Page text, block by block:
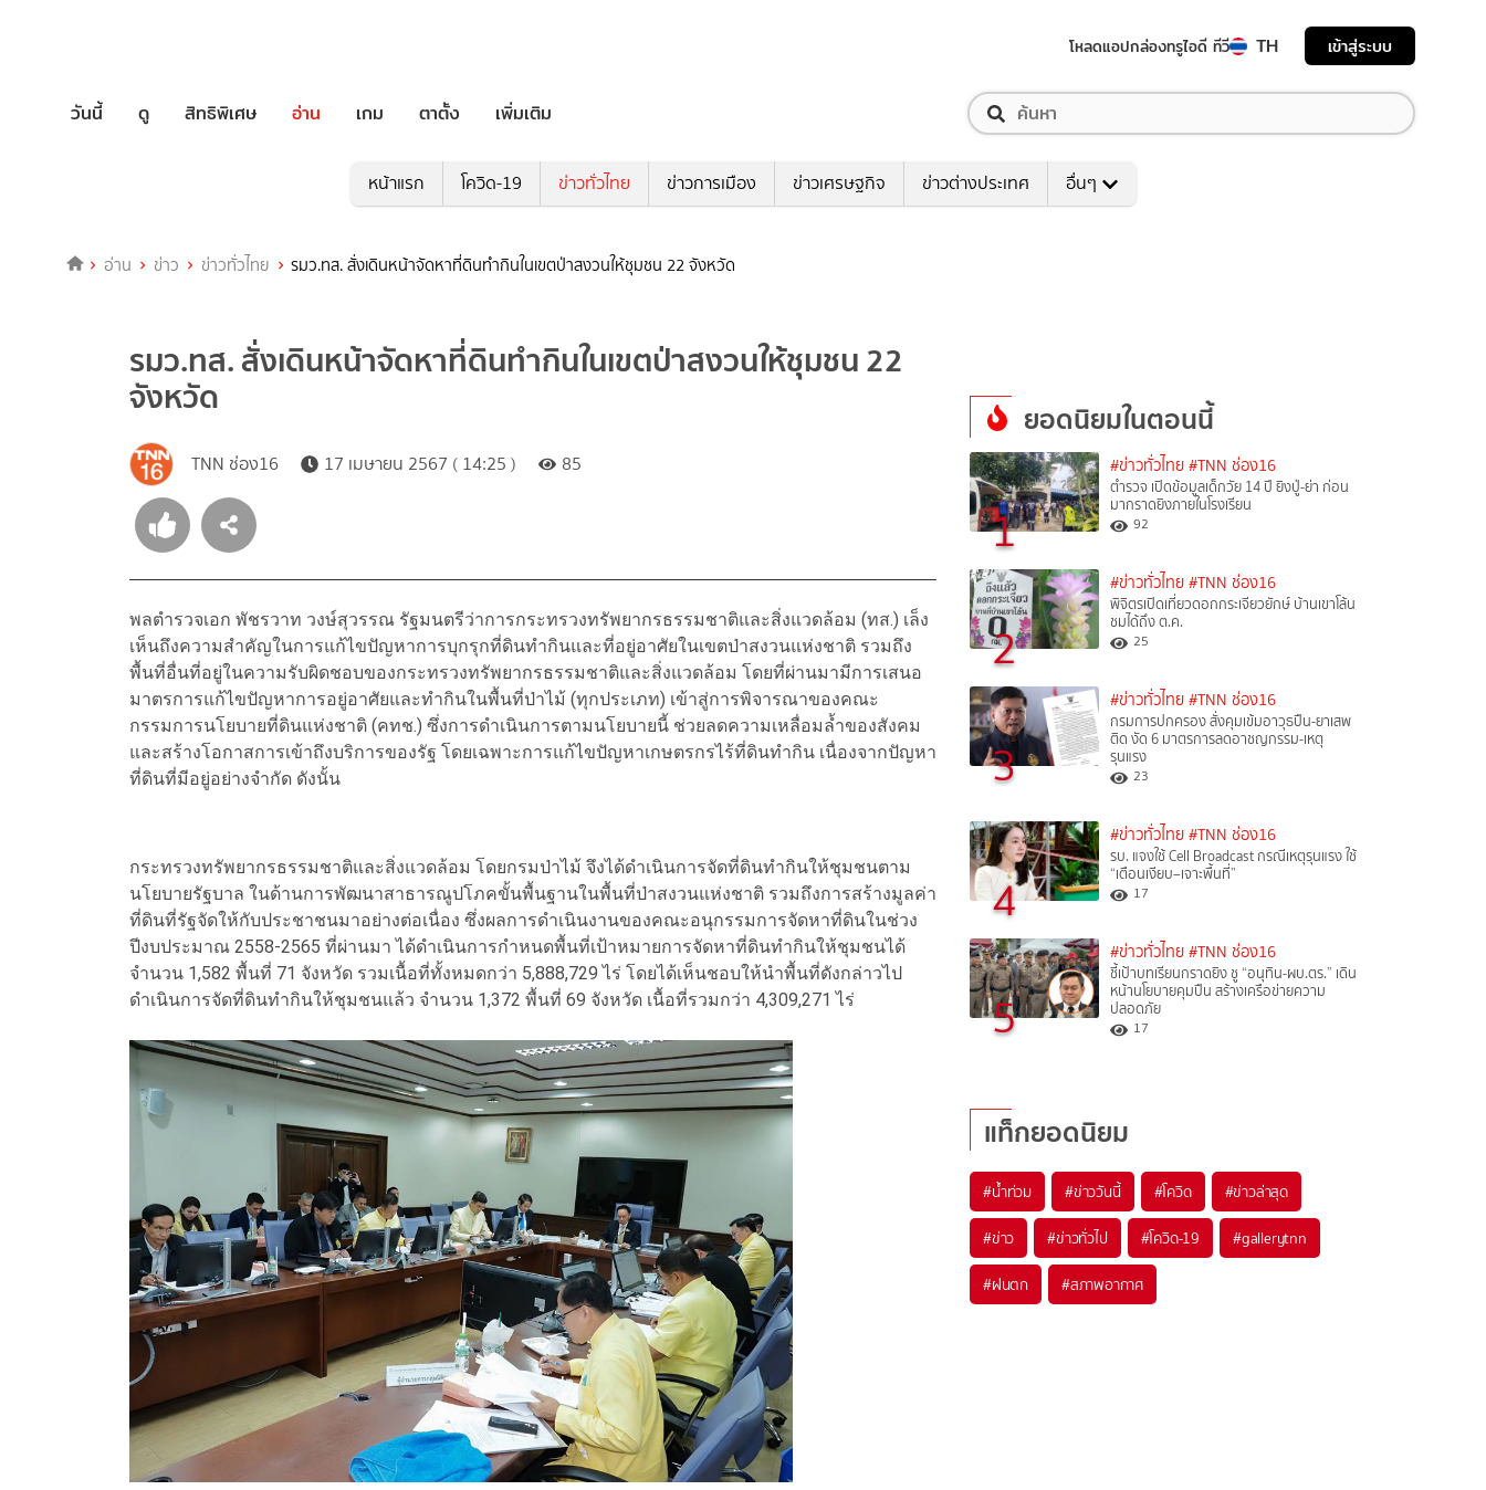
โหลดแอปกล่องทรูไอดี ทีวี TH เข้าสู่ระบบ
วันนี้ ดู สิทธิพิเศษ อ่าน เกม ตาตั้ง เพิ่มเติม
หน้าแรก โควิด-19 ข่าวทั่วไทย ข่าวการเมือง ข่าวเศรษฐกิจ ข่าวต่างประเทศ อื่นๆ
อ่าน ข่าว ข่าวทั่วไทย รมว.ทส. สั่งเดินหน้าจัดหาที่ดินทำกินในเขตป่าสงวนให้ชุมชน 22 จังหวัด
รมว.ทส. สั่งเดินหน้าจัดหาที่ดินทำกินในเขตป่าสงวนให้ชุมชน 22
จังหวัด
TNN ช่อง16 17 เมษายน 2567 ( 14:25 ) 85
พลตำรวจเอก พัชรวาท วงษ์สุวรรณ รัฐมนตรีว่าการกระทรวงทรัพยากรธรรมชาติและสิ่งแวดล้อม (ทส.) เล็ง
เห็นถึงความสำคัญในการแก้ไขปัญหาการบุกรุกที่ดินทำกินและที่อยู่อาศัยในเขตป่าสงวนแห่งชาติ รวมถึง
พื้นที่อื่นที่อยู่ในความรับผิดชอบของกระทรวงทรัพยากรธรรมชาติและสิ่งแวดล้อม โดยที่ผ่านมามีการเสนอ
มาตรการแก้ไขปัญหาการอยู่อาศัยและทำกินในพื้นที่ป่าไม้ (ทุกประเภท) เข้าสู่การพิจารณาของคณะ
กรรมการนโยบายที่ดินแห่งชาติ (คทช.) ซึ่งการดำเนินการตามนโยบายนี้ ช่วยลดความเหลื่อมล้ำของสังคม
และสร้างโอกาสการเข้าถึงบริการของรัฐ โดยเฉพาะการแก้ไขปัญหาเกษตรกรไร้ที่ดินทำกิน เนื่องจากปัญหา
ที่ดินที่มีอยู่อย่างจำกัด ดังนั้น
กระทรวงทรัพยากรธรรมชาติและสิ่งแวดล้อม โดยกรมป่าไม้ จึงได้ดำเนินการจัดที่ดินทำกินให้ชุมชนตาม
นโยบายรัฐบาล ในด้านการพัฒนาสาธารณูปโภคขั้นพื้นฐานในพื้นที่ป่าสงวนแห่งชาติ รวมถึงการสร้างมูลค่า
ที่ดินที่รัฐจัดให้กับประชาชนมาอย่างต่อเนื่อง ซึ่งผลการดำเนินงานของคณะอนุกรรมการจัดหาที่ดินในช่วง
ปีงบประมาณ 2558-2565 ที่ผ่านมา ได้ดำเนินการกำหนดพื้นที่เป้าหมายการจัดหาที่ดินทำกินให้ชุมชนได้
จำนวน 1,582 พื้นที่ 71 จังหวัด รวมเนื้อที่ทั้งหมดกว่า 5,888,729 ไร่ โดยได้เห็นชอบให้นำพื้นที่ดังกล่าวไป
ดำเนินการจัดที่ดินทำกินให้ชุมชนแล้ว จำนวน 1,372 พื้นที่ 69 จังหวัด เนื้อที่รวมกว่า 4,309,271 ไร่
ยอดนิยมในตอนนี้
1
#ข่าวทั่วไทย #TNN ช่อง16
ตำรวจ เปิดข้อมูลเด็กวัย 14 ปี ยิงปู่-ย่า ก่อน
มากราดยิงภายในโรงเรียน
92
2
#ข่าวทั่วไทย #TNN ช่อง16
พิจิตรเปิดเที่ยวดอกกระเจียวยักษ์ บ้านเขาโล้น
ชมได้ถึง ต.ค.
25
3
#ข่าวทั่วไทย #TNN ช่อง16
กรมการปกครอง สั่งคุมเข้มอาวุธปืน-ยาเสพ
ติด งัด 6 มาตรการลดอาชญกรรม-เหตุ
รุนแรง
23
4
#ข่าวทั่วไทย #TNN ช่อง16
รบ. แจงใช้ Cell Broadcast กรณีเหตุรุนแรง ใช้
“เตือนเงียบ–เจาะพื้นที่”
17
5
#ข่าวทั่วไทย #TNN ช่อง16
ชี้เป้าบทเรียนกราดยิง ชู “อนุทิน-ผบ.ตร.” เดิน
หน้านโยบายคุมปืน สร้างเครือข่ายความ
ปลอดภัย
17
แท็กยอดนิยม
#น้ำท่วม #ข่าววันนี้ #โควิด #ข่าวล่าสุด
#ข่าว #ข่าวทั่วไป #โควิด-19 #gallerytnn
#ฝนตก #สภาพอากาศ